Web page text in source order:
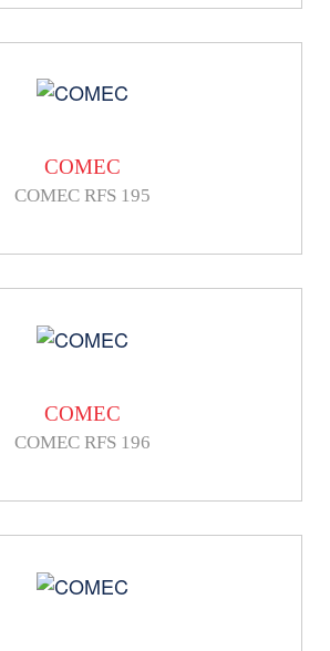
COMEC
COMEC RFS 195
COMEC
COMEC RFS 196